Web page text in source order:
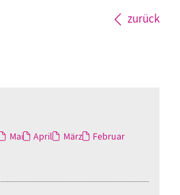
zurück
Mai April März
Februar